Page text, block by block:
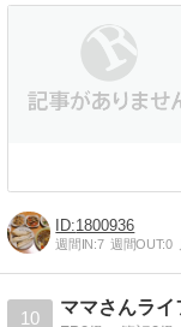
1800936
週間IN:7 週間OUT:0
10
ママさんライ